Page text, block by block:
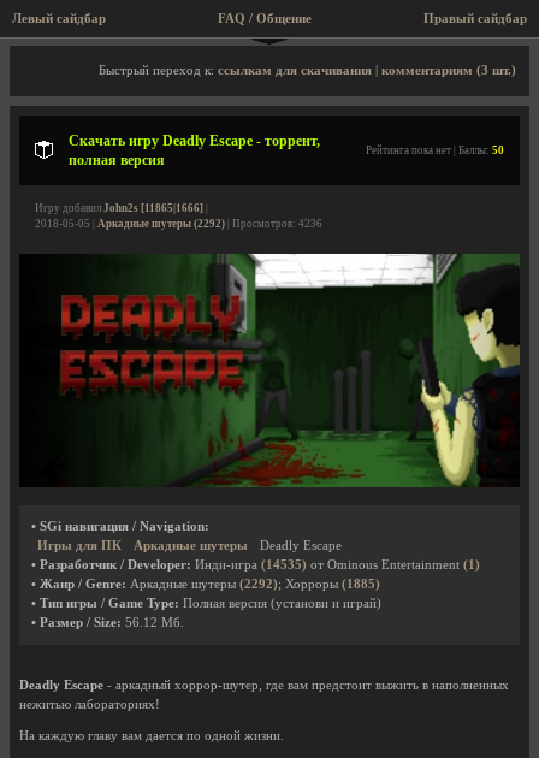
Левый сайдбар Правый сайдбар
FAQ / Общение
Описание игры, торрент, скриншоты, видео
Быстрый переход к: ссылкам для скачивания комментариям (3 шт.)
Скачать игру Deadly Escape - торрент,
полная версия
Рейтинга пока нет | Баллы: 50
Игру добавил John2s [11865|1666]
2018-05-05 | Аркадные шутеры (2292) | Просмотров: 4236
• SGi навигация / Navigation:
Игры для ПК
Аркадные шутеры
Deadly Escape
• Разработчик / Developer: Инди-игра (14535) от Ominous Entertainment (1)
• Жанр / Genre: Аркадные шутеры (2292); Хорроры (1885)
• Тип игры / Game Type: Полная версия (установи и играй)
• Размер / Size: 56.12 Мб.
Deadly Escape - аркадный хоррор-шутер, где вам предстоит выжить в наполненных
нежитью лабораториях!
На каждую главу вам дается по одной жизни.